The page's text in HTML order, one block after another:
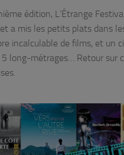
édition, L’Étrange
a mis les petits plats dans
incalculable de films, et un
5 long-métrages… Retour sur